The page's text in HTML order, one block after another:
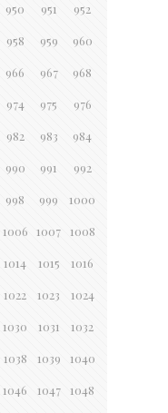
950 951 952
958 959 960
966 967 968
974 975 976
982 983 984
990 991 992
998 999 1000
1006 1007 1008
1014 1015 1016
1022 1023 1024
1030 1031 1032
1038 1039 1040
1046 1047 1048